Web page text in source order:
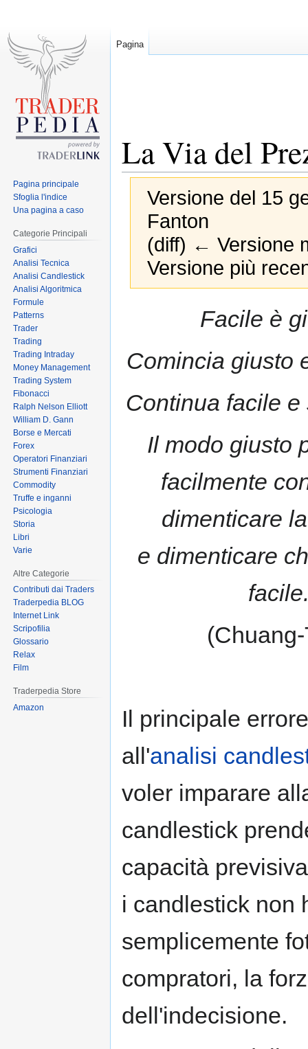
La Via del
Versione del 15
Fanton
(diff) ← Versione
Versione più
Facile è
Comincia giusto
Continua facile e
Il modo giusto
facilmente
dimenticare
e dimenticare
Il principale
all'analisi
voler imparare
candlestick
capacità
i candlestick non
semplicemente
compratori, la
dell'indecisione.
Pagina
Pagina principale
Sfoglia l'indice
Una pagina a caso
Categorie Principali
Grafici
Analisi Tecnica
Analisi Candlestick
Analisi Algoritmica
Formule
Patterns
Trader
Trading
Trading Intraday
Money Management
Trading System
Fibonacci
Ralph Nelson Elliott
William D. Gann
Borse e Mercati
Forex
Operatori Finanziari
Strumenti Finanziari
Commodity
Truffe e inganni
Psicologia
Storia
Libri
Varie
Altre Categorie
Contributi dai Traders
Traderpedia BLOG
Internet Link
Scripofilia
Glossario
Relax
Film
Traderpedia Store
Amazon